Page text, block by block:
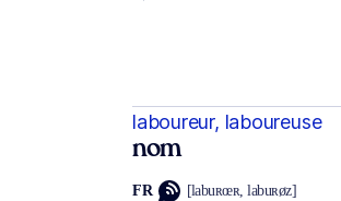
laboureur, laboureuse
nom
FR [labuʀœʀ, labuʀøz]